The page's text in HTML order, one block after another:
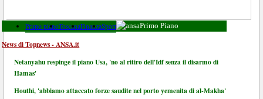
Primo pianoToscanaFinanzaSport Primo Piano
News di Topnews - ANSA.it
Netanyahu respinge il piano Usa, 'no al ritiro dell'Idf senza il disarmo di
Hamas'
Houthi, 'abbiamo attaccato forze saudite nel porto yemenita di al-Makha'